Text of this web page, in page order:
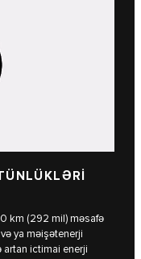
km (292 mil) məsafə
ya məişətenerji
ictimai enerji